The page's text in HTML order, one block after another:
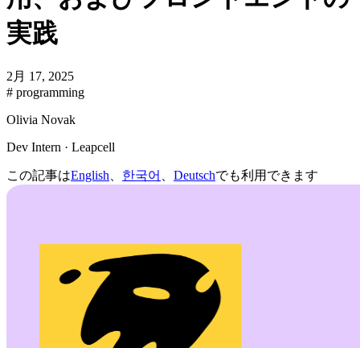
実践
2月 17, 2025
# programming
Olivia Novak
Dev Intern · Leapcell
この記事はEnglish 한국어 Deutschでも利用できます